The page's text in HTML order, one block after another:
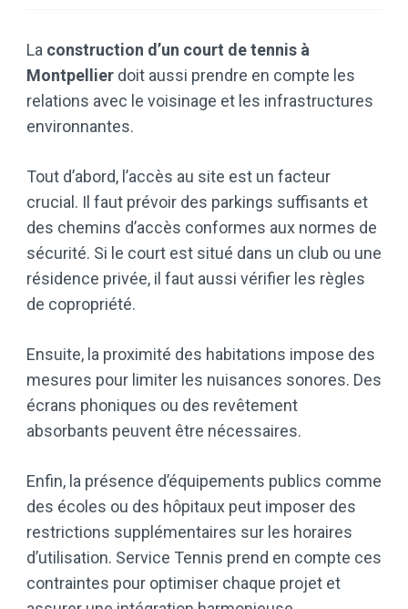
La construction d’un court de tennis à
Montpellier doit aussi prendre en compte les
relations avec le voisinage et les infrastructures
environnantes.
Tout d’abord, l’accès au site est un facteur
crucial. Il faut prévoir des parkings suffisants et
des chemins d’accès conformes aux normes de
sécurité. Si le court est situé dans un club ou une
résidence privée, il faut aussi vérifier les règles
de copropriété.
Ensuite, la proximité des habitations impose des
mesures pour limiter les nuisances sonores. Des
écrans phoniques ou des revêtement
absorbants peuvent être nécessaires.
Enfin, la présence d’équipements publics comme
des écoles ou des hôpitaux peut imposer des
restrictions supplémentaires sur les horaires
d’utilisation. Service Tennis prend en compte ces
contraintes pour optimiser chaque projet et